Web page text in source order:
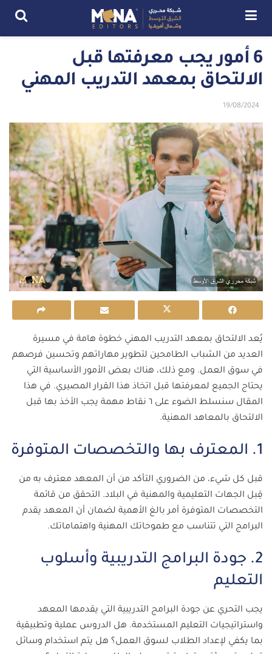
6 أمور يجب معرفتها قبل
الالتحاق بمعهد التدريب المهني
19/08/2024
يُعد الالتحاق بمعهد التدريب المهني خطوة هامة في مسيرة
العديد من الشباب الطامحين لتطوير مهاراتهم وتحسين فرصهم
في سوق العمل. ومع ذلك، هناك بعض الأمور الأساسية التي
يحتاج الجميع لمعرفتها قبل اتخاذ هذا القرار المصيري. في هذا
المقال سنسلط الضوء على ٦ نقاط مهمة يجب الأخذ بها قبل
الالتحاق بالمعاهد المهنية.
1. المعترف بها والتخصصات المتوفرة
قبل كل شيء، من الضروري التأكد من أن المعهد معترف به من
قِبل الجهات التعليمية والمهنية في البلاد. التحقق من قائمة
التخصصات المتوفرة أمر بالغ الأهمية لضمان أن المعهد يقدم
البرامج التي تتناسب مع طموحاتك المهنية واهتماماتك.
2. جودة البرامج التدريبية وأسلوب
التعليم
يجب التحري عن جودة البرامج التدريبية التي يقدمها المعهد
واستراتيجيات التعليم المستخدمة. هل الدروس عملية وتطبيقية
بما يكفي لإعداد الطلاب لسوق العمل؟ هل يتم استخدام وسائل